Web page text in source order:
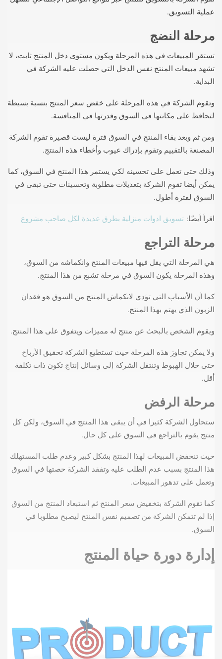
عملية التسويق.
مرحلة النضج
تستقر المبيعات في هذه المرحلة ويكون مستوى دخل المنتج ثابت، لا
تشهد مبيعات المنتج نفس الدخل التي حصلت عليه الشركة في
البداية.
وتقوم الشركة في هذه المرحلة على خفض سعر المنتج بنسبة بسيطة
لتحافظ على مكانتها في السوق وقدرتها في المنافسة.
ومن ثم وبعد بقاء المنتج في السوق فترة ليست قصيرة تقوم الشركة
المصنعة بالتقييم وتقوم بإدراك عيوب وأخطاء هذه المنتج.
وذلك حتى تعمل على تحسينه لكي يستمر هذا المنتج في السوق، كما
يمكن أيضا تقوم الشركة بتعديلات مطلوبة وتحسينات حتى تبقى في
السوق لفترة أطول.
اقرأ أيضًا: تسويق ادوات منزلية بطرق عديدة لكل صاحب مشروع
مرحلة التراجع
هي المرحلة التي يقل فيها مبيعات المنتج وانكماشه من السوق،
وهذه المرحلة يكون السوق في مرحلة تشبع من هذا المنتج.
كما أن الأسباب التي تؤدي لانكماش المنتج من السوق هو فقدان
الزبون الذي يهتم بهذا المنتج.
ويقوم الشخص بالبحث عن منتج له مميزات ويتفوق على هذا المنتج.
ولا يمكن تجاوز هذه المرحلة حيث تستطيع الشركة تحقيق الأرباح
حتى خلال الهبوط وتنتقل الشركة إلى وسائل إنتاج تكون ذات تكلفة
أقل.
مرحلة الرفض
ستحاول الشركة كثيرا في أن يبقى هذا المنتج في السوق، ولكن كل
منتج يقوم بالتراجع في السوق على كل حال.
حيث تنخفض المبيعات لهذا المنتج بشكل كبير وعدم طلب المستهلك
هذا المنتج بسبب عدم الطلب عليه وتفقد الشركة حصتها في السوق
وتعمل على تدهور المبيعات.
كما تقوم الشركة بتخفيض سعر المنتج ثم استبعاد المنتج من السوق
إذا لم تتمكن الشركة من تصميم نفس المنتج ليصبح مطلوبا في
السوق.
إدارة دورة حياة المنتج